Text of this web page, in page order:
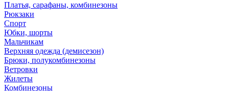
Платья, сарафаны, комбинезоны
Рюкзаки
Спорт
Юбки, шорты
Мальчикам
Верхняя одежда (демисезон)
Брюки, полукомбинезоны
Ветровки
Жилеты
Комбинезоны